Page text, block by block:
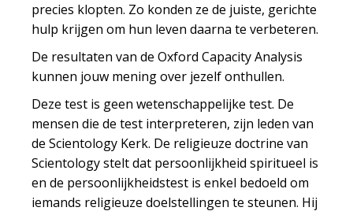
precies klopten. Zo konden ze de juiste, gerichte
hulp krijgen om hun leven daarna te verbeteren.
De resultaten van de Oxford Capacity Analysis
kunnen jouw mening over jezelf onthullen.
Deze test is geen wetenschappelijke test. De
mensen die de test interpreteren, zijn leden van
de Scientology Kerk. De religieuze doctrine van
Scientology stelt dat persoonlijkheid spiritueel is
en de persoonlijkheidstest is enkel bedoeld om
iemands religieuze doelstellingen te steunen. Hij